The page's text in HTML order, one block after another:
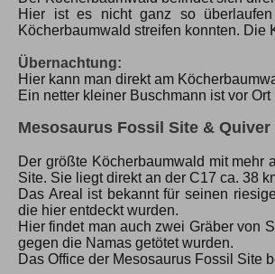
Hier ist es nicht ganz so
Köcherbaumwald streifen konnten.
Übernachtung:
Hier kann man direkt am
Ein netter kleiner Buschmann ist vor
Mesosaurus Fossil Site & Quiver
Der größte Köcherbaumwald mit mehr
Site. Sie liegt direkt an der C17 ca. 38
Das Areal ist bekannt für seinen
die hier entdeckt wurden.
Hier findet man auch zwei Gräber von
gegen die Namas getötet wurden.
Das Office der Mesosaurus Fossil Site